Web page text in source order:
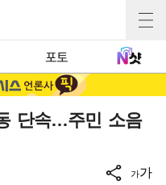
포토
단속…주민 소음
가가